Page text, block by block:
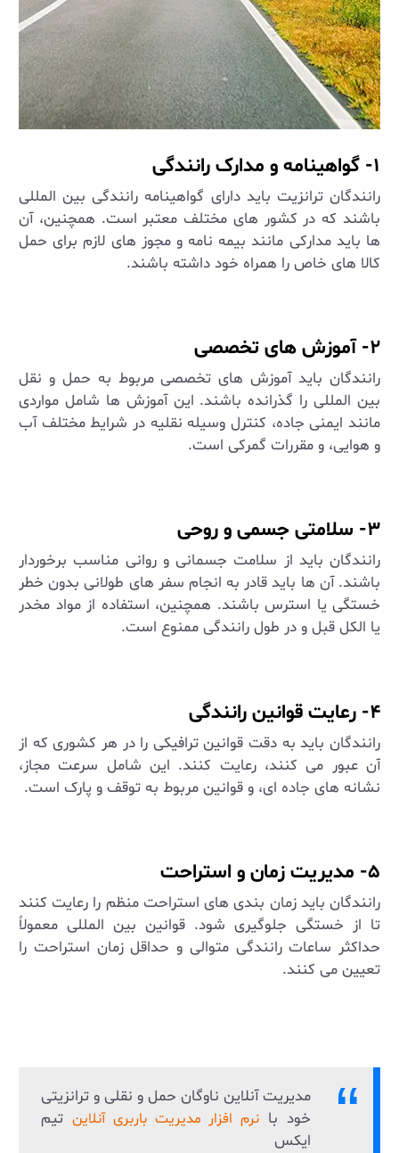
۱- گواهینامه و مدارک رانندگی
رانندگان ترانزیت باید دارای گواهینامه رانندگی بین ‌المللی
باشند که در کشور های مختلف معتبر است. همچنین، آن
‌ها باید مدارکی مانند بیمه ‌نامه و مجوز های لازم برای حمل
کالا های خاص را همراه خود داشته باشند.
۲- آموزش‌ های تخصصی
رانندگان باید آموزش‌ های تخصصی مربوط به حمل و نقل
بین ‌المللی را گذرانده باشند. این آموزش‌ ها شامل مواردی
مانند ایمنی جاده، کنترل وسیله نقلیه در شرایط مختلف آب
و هوایی، و مقررات گمرکی است.
۳- سلامتی جسمی و روحی
رانندگان باید از سلامت جسمانی و روانی مناسب برخوردار
باشند. آن‌ ها باید قادر به انجام سفر های طولانی بدون خطر
خستگی یا استرس باشند. همچنین، استفاده از مواد مخدر
یا الکل قبل و در طول رانندگی ممنوع است.
۴- رعایت قوانین رانندگی
رانندگان باید به دقت قوانین ترافیکی را در هر کشوری که از
آن عبور می ‌کنند، رعایت کنند. این شامل سرعت مجاز،
نشانه ‌های جاده‌ ای، و قوانین مربوط به توقف و پارک است.
۵- مدیریت زمان و استراحت
رانندگان باید زمان ‌بندی ‌های استراحت منظم را رعایت کنند
تا از خستگی جلوگیری شود. قوانین بین ‌المللی معمولاً
حداکثر ساعات رانندگی متوالی و حداقل زمان استراحت را
تعیین می ‌کنند.
مدیریت آنلاین ناوگان حمل و نقلی و ترانزیتی
خود با نرم افزار مدیریت باربری آنلاین تیم
ایکس